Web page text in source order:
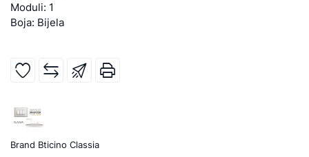
Moduli: 1
Boja: Bijela
Brand Bticino Classia